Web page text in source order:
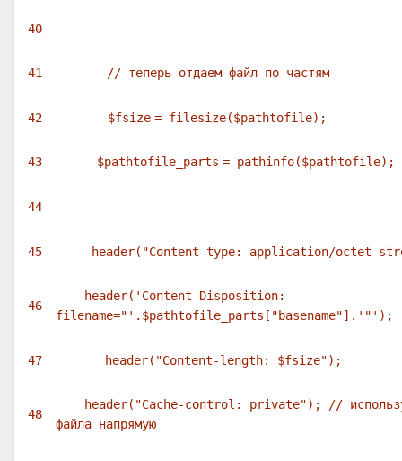
40
41 // теперь отдаем файл по частям
42 $fsize = filesize($pathtofile);
43 $pathtofile_parts = pathinfo($pathtofile);
44
45 header( "Content-type: application/octet-
46
header( 'Content-Disposition:
filename="' . $pathtofile_parts ["basename"].'" ');
47 header( "Content-length: $fsize");
48
header( "Cache-control: private"); //
файла напрямую